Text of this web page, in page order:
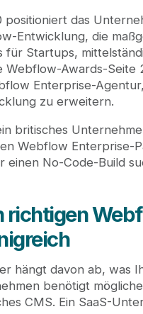
positioniert das
Entwicklung, die
für Startups,
Webflow-Awards-
Enterprise-
zu erweitern.
britisches
Webflow Enterprise-
einen No-Code-Build
richtigen
hängt davon ab, was
benötigt
CMS. Ein SaaS-